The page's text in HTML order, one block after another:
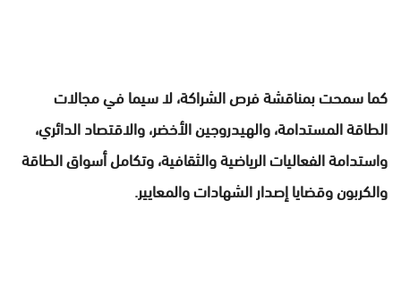
كما سمحت بمناقشة فرص الشراكة، لا سيما في مجالات
الطاقة المستدامة، والهيدروجين الأخضر، والاقتصاد الدائري،
واستدامة الفعاليات الرياضية والثقافية، وتكامل أسواق الطاقة
والكربون وقضايا إصدار الشهادات والمعايير.